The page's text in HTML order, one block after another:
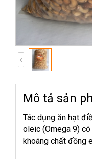
Mô tả sản
Tác dụng ăn hạt
oleic (Omega 9)
khoáng chất đồng